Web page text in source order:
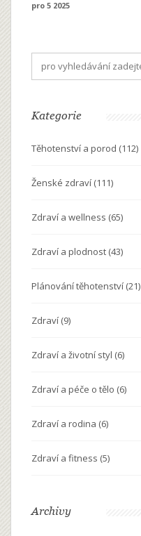
pro 5 2025
Kategorie
Těhotenství a porod (112)
Ženské zdraví (111)
Zdraví a wellness (65)
Zdraví a plodnost (43)
Plánování těhotenství (21)
Zdraví (9)
Zdraví a životní styl (6)
Zdraví a péče o tělo (6)
Zdraví a rodina (6)
Zdraví a fitness (5)
Archivy